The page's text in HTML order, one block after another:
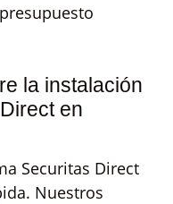
la instalación
en
Securitas Direct
Nuestros